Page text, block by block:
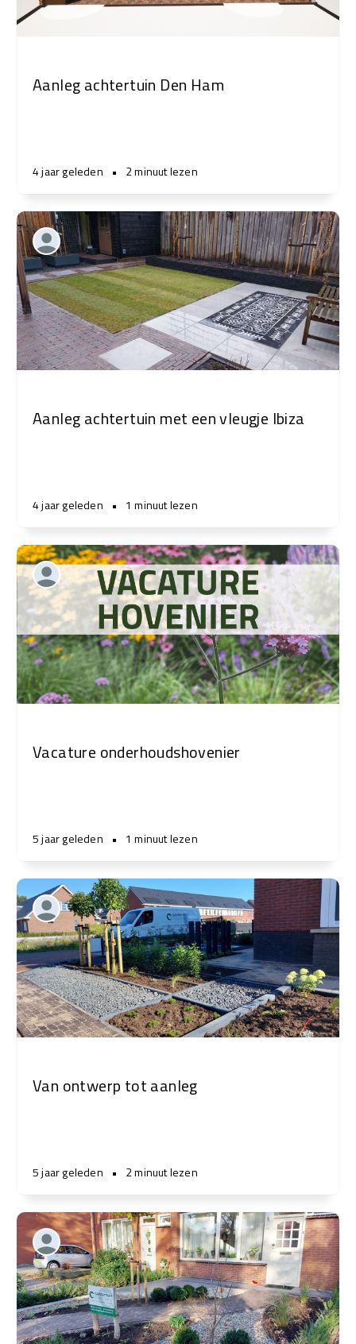
Aanleg achtertuin Den Ham
4 jaar geleden • 2 minuut lezen
Aanleg achtertuin met een vleugje Ibiza
4 jaar geleden • 1 minuut lezen
Vacature onderhoudshovenier
5 jaar geleden • 1 minuut lezen
Van ontwerp tot aanleg
5 jaar geleden • 2 minuut lezen